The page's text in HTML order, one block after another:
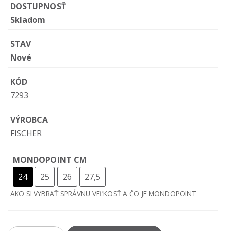
DOSTUPNOSŤ
Skladom
STAV
Nové
KÓD
7293
VÝROBCA
FISCHER
MONDOPOINT CM
24
25 26 27,5
AKO SI VYBRAŤ SPRÁVNU VEĽKOSŤ A ČO JE MONDOPOINT